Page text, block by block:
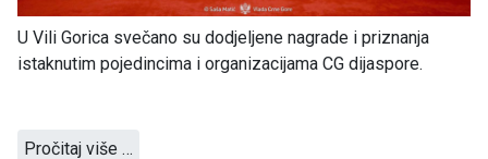
U Vili Gorica svečano su dodjeljene nagrade i priznanja
istaknutim pojedincima i organizacijama CG dijaspore.
Pročitaj više …